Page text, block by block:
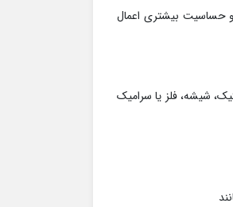
حساسیت بیشتری اعمال
شیشه، فلز یا سرامیک